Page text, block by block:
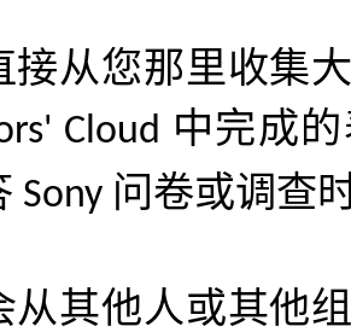
接从您那里收集
Cloud 中完成
Sony 问卷或调查
从其他人或其他